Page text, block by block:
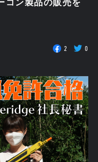
ン製品の販売を
2 0